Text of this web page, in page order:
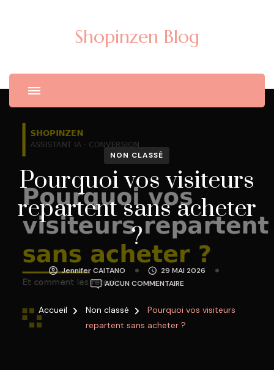
Shopinzen Blog
NON CLASSÉ
Pourquoi vos visiteurs
repartent sans acheter
?
Jennifer CAITANO
29 MAI 2026
AUCUN COMMENTAIREPOURQUOI
VISITEURS
REPARTENT
Accueil Non classé
Pourquoi vos visiteurs
repartent sans acheter ?